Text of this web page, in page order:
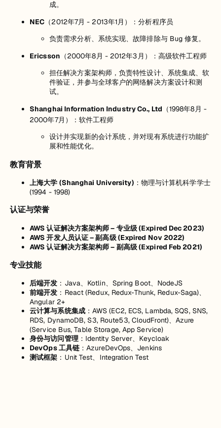
成。
NEC （2012年7月 - 2013年1月）：分析程序员
负责需求分析、系统实现、故障排除与 Bug 修复。
Ericsson （2000年8月 - 2012年3月）：高级软件工程师
担任解决方案架构师，负责特性设计、系统集成、软
件验证，并参与全球客户的网络解决方案设计和测
试。
Shanghai Information Industry Co., Ltd （1998年8月 -
2000年7月）：软件工程师
设计并实现新的会计系统，并对现有系统进行功能扩
展和性能优化。
教育背景
上海大学 (Shanghai University) ：物理与计算机科学学士
(1994 - 1998)
认证与荣誉
AWS 认证解决方案架构师 – 专业级 (Expired Dec 2023)
AWS 开发人员认证 – 副高级 (Expired Nov 2022)
AWS 认证解决方案架构师 – 副高级 (Expired Feb 2021)
专业技能
后端开发 ：Java、Kotlin、Spring Boot、NodeJS
前端开发 ：React (Redux, Redux-Thunk, Redux-Saga)、
Angular 2+
云计算与系统集成：AWS (EC2, ECS, Lambda, SQS, SNS,
RDS, DynamoDB, S3, Route53, CloudFront)、Azure
(Service Bus, Table Storage, App Service)
身份与访问管理：Identity Server、Keycloak
DevOps 工具链 ：AzureDevOps、Jenkins
测试框架 ：Unit Test、Integration Test